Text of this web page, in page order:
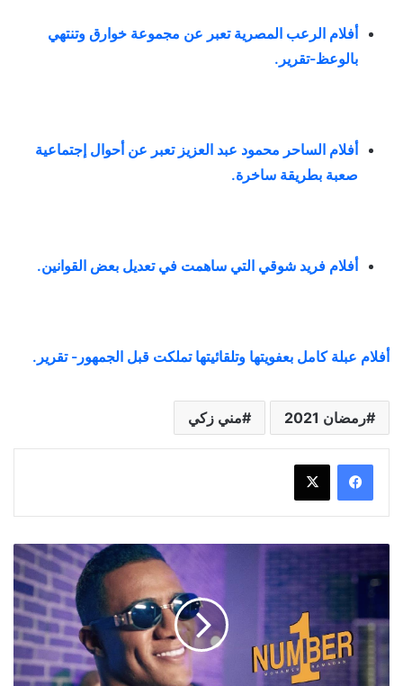
أفلام الرعب المصرية تعبر عن مجموعة خوارق وتنتهي
بالوعظ-تقرير .
أفلام الساحر محمود عبد العزيز تعبر عن أحوال إجتماعية
صعبة بطريقة ساخرة.
أفلام فريد شوقي التي ساهمت في تعديل بعض القوانين.
أفلام عبلة كامل بعفويتها وتلقائيتها تملكت قبل الجمهور- تقرير.
رمضان 2021 مني زكي
أداك
الفلوس
يسحبها
منك"